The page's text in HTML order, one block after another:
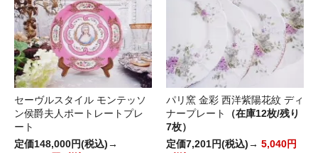
セーヴルスタイル モンテッソ
ン侯爵夫人ポートレートプレ
ート
定価148,000円(税込)→
パリ窯 金彩 西洋紫陽花紋 ディ
ナープレート
（在庫12枚/残り
7枚）
定価7,201円(税込)→ 5,040円